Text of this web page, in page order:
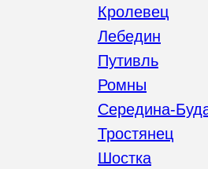
Кролевец
Лебедин
Путивль
Ромны
Середина-
Тростянец
Шостка